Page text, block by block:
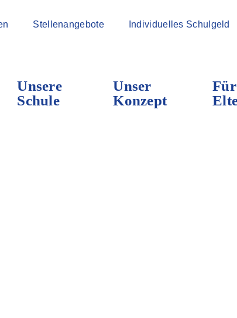
Stellenangebote Individuelles Schulgeld
Unsere
Schule
Unser
Konzept
Für